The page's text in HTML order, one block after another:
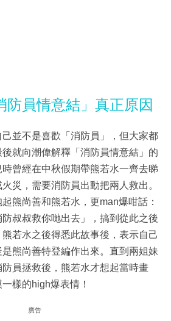
防員情意結」真正原因
並不是喜歡「消防員」，但大家都
就向潮偉解釋「消防員情意結」的
曾經在中秋假期帶熊若水一齊去睇
災，需要消防員出動把兩人救出。
熊尚善和熊若水，更man爆咁話：
防叔叔救你哋出去」，搞到從此之後
若水之後得悉此故事後，表示自己
熊尚善特登編作出來。直到兩姐妹
員拯救後，熊若水才想起當時畫
樣的high爆表情！
廣告